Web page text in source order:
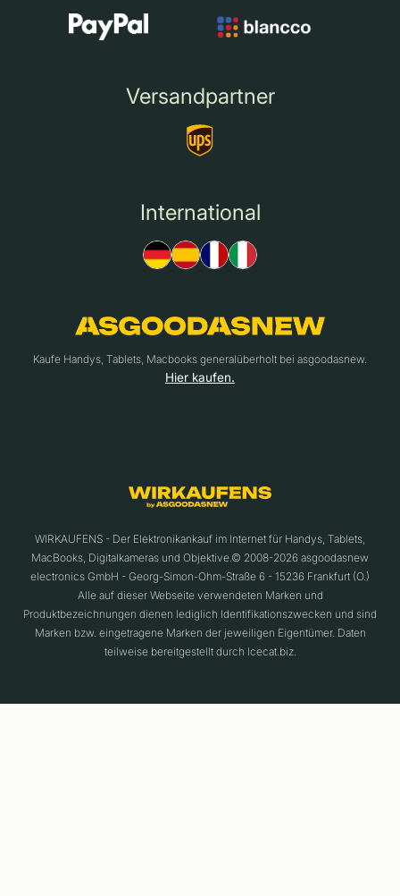
Versandpartner
International
Kaufe Handys, Tablets, Macbooks generalüberholt bei asgoodasnew.
Hier kaufen.
WIRKAUFENS - Der Elektronikankauf im Internet für Handys, Tablets,
MacBooks, Digitalkameras und Objektive.© 2008-2026 asgoodasnew
electronics GmbH - Georg-Simon-Ohm-Straße 6 - 15236 Frankfurt (O.)
Alle auf dieser Webseite verwendeten Marken und
Produktbezeichnungen dienen lediglich Identifikationszwecken und sind
Marken bzw. eingetragene Marken der jeweiligen Eigentümer. Daten
teilweise bereitgestellt durch Icecat.biz.